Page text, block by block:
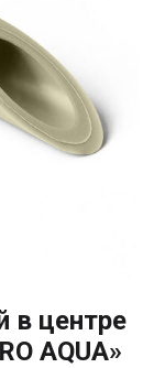
в центре
AQUA»